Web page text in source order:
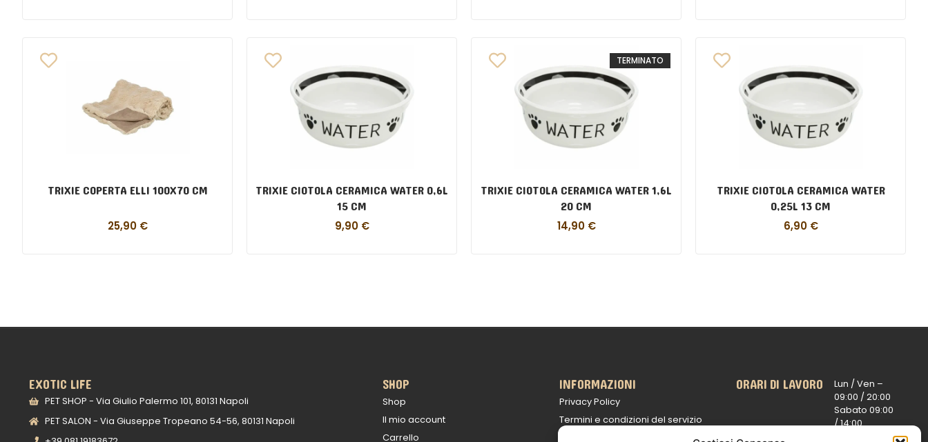
TRIXIE COPERTA ELLI 100X70 CM
25,90 €
TRIXIE CIOTOLA CERAMICA WATER 0,6L
15 CM
9,90 €
TERMINATO
TRIXIE CIOTOLA CERAMICA WATER 1,6L
20 CM
14,90 €
TRIXIE CIOTOLA CERAMICA WATER
0,25L 13 CM
6,90 €
EXOTIC LIFE
PET SHOP - Via Giulio Palermo 101, 80131 Napoli
PET SALON - Via Giuseppe Tropeano 54-56, 80131 Napoli
SHOP
Shop
Il mio account
Carrello
INFORMAZIONI
Privacy Policy
Termini e condizioni del servizio
ORARI DI LAVORO
Lun / Ven –
09:00 /20:00
Sabato 09:00
/14:00